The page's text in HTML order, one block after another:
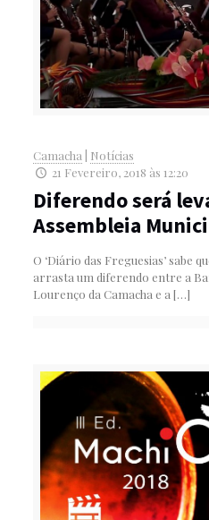
Camacha| Notícias
21 Fevereiro, 2018 às 12:20
Diferendo será
Assembleia
O ‘Diário das Freguesias’ sabe
arrasta um diferendo entre a
Lourenço da Camacha e a[…]